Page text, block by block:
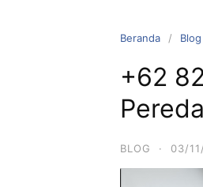
Beranda Blog
+62
BLOG · 03/